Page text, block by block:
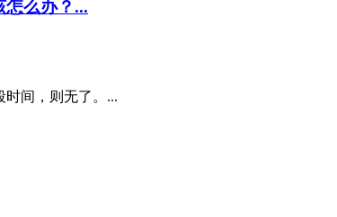
么办？...
间，则无了。...